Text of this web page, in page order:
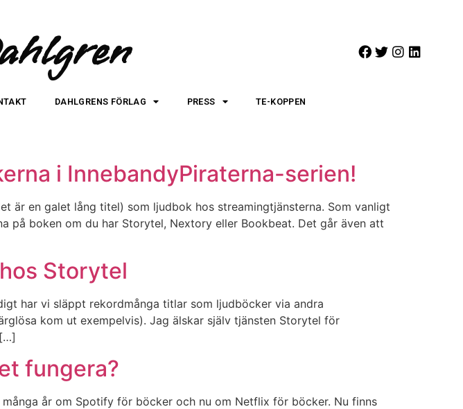
DAHLGRENS FÖRLAG PRESS TE-KOPPEN
i InnebandyPiraterna-serien!
är en galet lång titel) som ljudbok hos streamingtjänsterna. Som vanligt
på boken om du har Storytel, Nextory eller Bookbeat. Det går även att
Storytel
har vi släppt rekordmånga titlar som ljudböcker via andra
kom ut exempelvis). Jag älskar själv tjänsten Storytel för
fungera?
år om Spotify för böcker och nu om Netflix för böcker. Nu finns